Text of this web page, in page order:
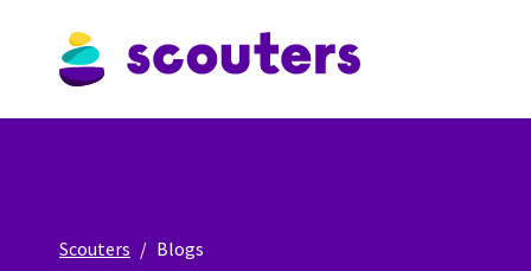
Scouters Blogs